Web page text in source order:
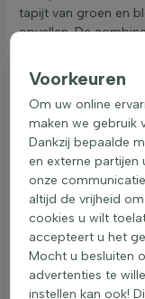
tapijt van groen en
opvallen. De
de winter. Varens
blijven aantrekkelijk,
verliezen. Zo blijft
mooi.
Beste bodem
groenblijvende
Groenblijvende
altijdgroene varens
halfschaduw. Direct
terwijl te veel
tegen harde wind is
voor uitdroging.
Voorkeuren
Om uw online
maken we gebruik
Dankzij bepaalde
en externe partijen
onze
altijd de vrijheid
cookies u wilt
accepteert u het
Mocht u besluiten
advertenties te
instellen kan ook!